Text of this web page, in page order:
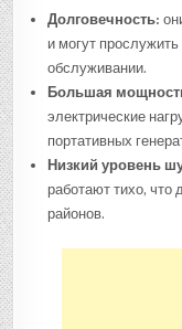
Долговечность:
и могут
обслуживании.
Большая
электрические
портативных
Низкий уровень
работают тихо,
районов.